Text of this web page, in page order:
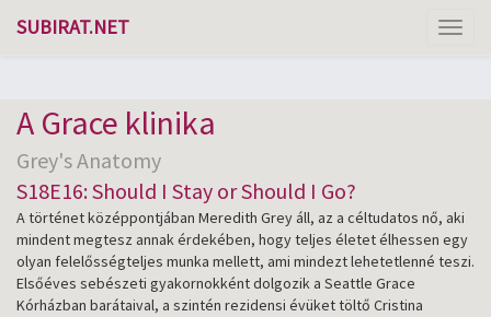
SUBIRAT.NET
A Grace klinika
Grey's Anatomy
S18E16: Should I Stay or Should I Go?
A történet középpontjában Meredith Grey áll, az a céltudatos nő, aki
mindent megtesz annak érdekében, hogy teljes életet élhessen egy
olyan felelősségteljes munka mellett, ami mindezt lehetetlenné teszi.
Elsőéves sebészeti gyakornokként dolgozik a Seattle Grace
Kórházban barátaival, a szintén rezidensi évüket töltő Cristina